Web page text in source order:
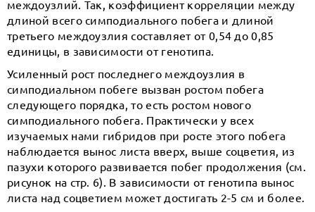
междоузлий. Так, коэффициент корреляции между
длиной всего симподиального побега и длиной
третьего междоузлия составляет от 0,54 до 0,85
единицы, в зависимости от генотипа.
Усиленный рост последнего междоузлия в
симподиальном побеге вызван ростом побега
следующего порядка, то есть ростом нового
симподиального побега. Практически у всех
изучаемых нами гибридов при росте этого побега
наблюдается вынос листа вверх, выше соцветия, из
пазухи которого развивается побег продолжения (см.
рисунок на стр. 6). В зависимости от генотипа вынос
листа над соцветием может достигать 2-5 см и более.